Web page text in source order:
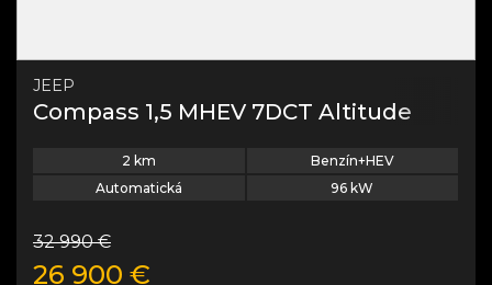
JEEP
Compass 1,5 MHEV 7DCT Altitude
2 km
Benzín+HEV
Automatická
96 kW
32 990€
26 900 €